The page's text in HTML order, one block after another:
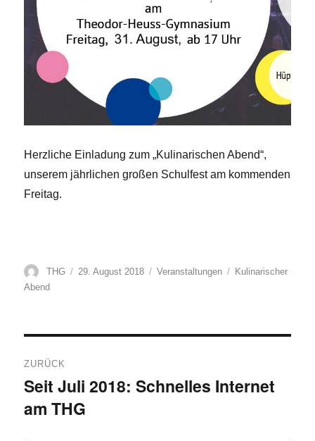
Herzliche Einladung zum „Kulinarischen Abend“,
unserem jährlichen großen Schulfest am kommenden
Freitag.
Autor
THG
Veröffentlicht
29. August 2018 Kategorien
Veranstaltungen Schlagwörter
Kulinarischer
Abend
ZURÜCK
Vorheriger
Beitrag:
Seit Juli 2018: Schnelles Internet
am THG